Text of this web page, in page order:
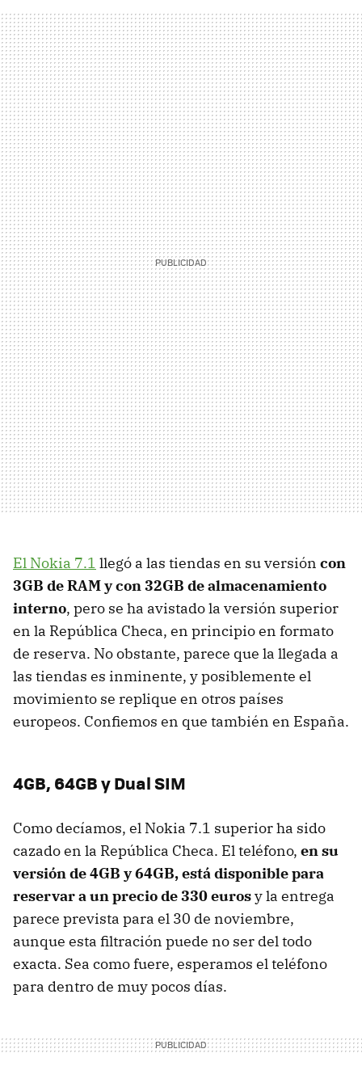
El Nokia 7.1 llegó a las tiendas en su versión con
3GB de RAM y con 32GB de almacenamiento
interno, pero se ha avistado la versión superior
en la República Checa, en principio en formato
de reserva. No obstante, parece que la llegada a
las tiendas es inminente, y posiblemente el
movimiento se replique en otros países
europeos. Confiemos en que también en España.
4GB, 64GB y Dual SIM
Como decíamos, el Nokia 7.1 superior ha sido
cazado en la República Checa. El teléfono, en su
versión de 4GB y 64GB, está disponible para
reservar a un precio de 330 eurosy la entrega
parece prevista para el 30 de noviembre,
aunque esta filtración puede no ser del todo
exacta. Sea como fuere, esperamos el teléfono
para dentro de muy pocos días.